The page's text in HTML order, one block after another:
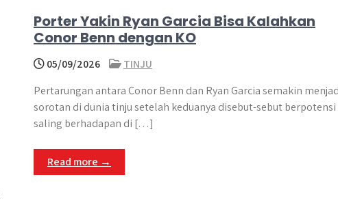
Porter Yakin Ryan Garcia Bisa Kalahkan
Conor Benn dengan KO
05/09/2026
TINJU
Pertarungan antara Conor Benn dan Ryan Garcia semakin
sorotan di dunia tinju setelah keduanya disebut-sebut berpotensi
saling berhadapan di […]
Read more →